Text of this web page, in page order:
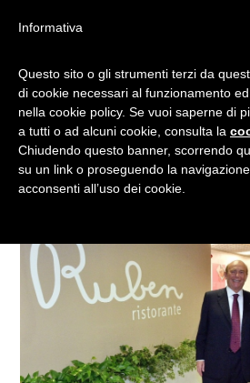
MANGIARE A 1
RISTORANTE
BISOGNOSI
Informativa
Questo sito o gli strumenti terzi da
di cookie necessari al funzionamento
nella cookie policy. Se vuoi saperne di
a tutti o ad alcuni cookie, consulta la
Chiudendo questo banner, scorrendo
su un link o proseguendo la
acconsenti all’uso dei cookie.